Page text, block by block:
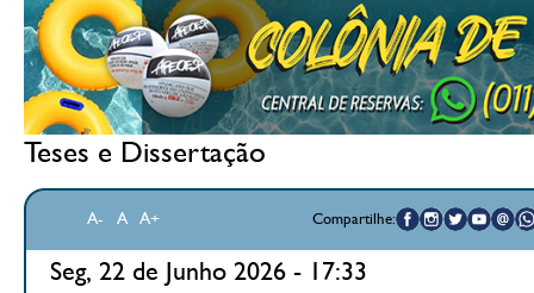
Teses e Dissertação
A- A A+ Compartilhe:
Seg, 22 de Junho 2026 - 17:33